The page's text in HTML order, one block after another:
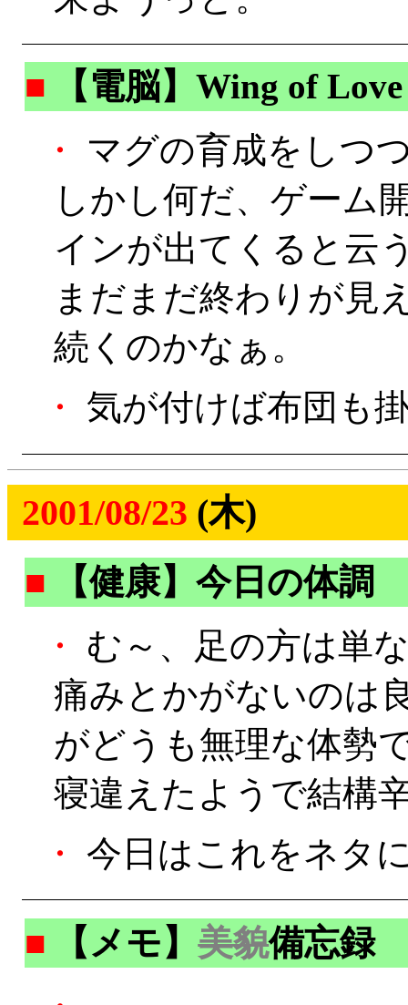
■
【電脳】Wing of Love
・
マグの育成をしつ
しかし何だ、ゲーム
インが出てくると云
まだまだ終わりが見
続くのかなぁ。
・
気が付けば布団も
2001/08/23 (木)
■
【健康】今日の体調
・
む～、足の方は単
痛みとかがないのは
がどうも無理な体勢
寝違えたようで結構
・
今日はこれをネタ
■ 【メモ】美貌備忘録